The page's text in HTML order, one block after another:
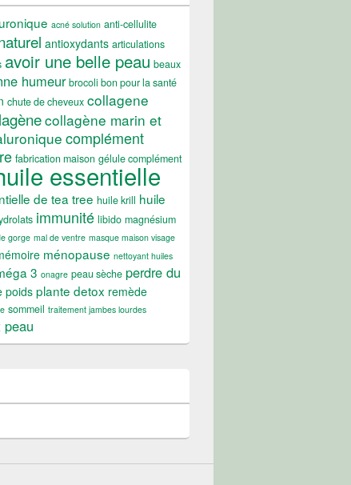
acné solution anti-cellulite
antioxydants articulations
avoir une belle peau beaux
humeur brocoli bon pour la santé
chute de cheveux collagene
collagène marin et
complément
fabrication maison gélule complément
essentielle
de tea tree huile krill huile
immunité libido magnésium
gorge mal de ventre masque maison visage
ménopause nettoyant huiles
3 onagre peau sèche perdre du
poidsplante detox remède
sommeil traitement jambes lourdes